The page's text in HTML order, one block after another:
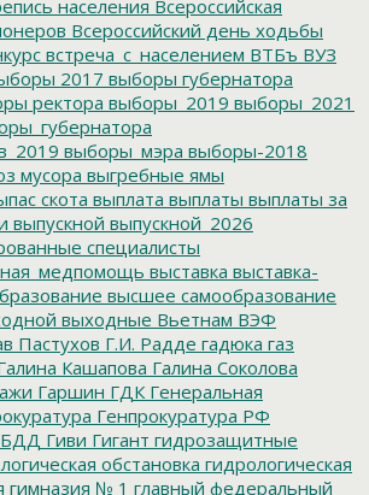
населения Всероссийская
Всероссийский день ходьбы
встреча_с_населением ВТБъ ВУЗ
2017 выборы губернатора
ректора выборы_2019 выборы_2021
выборы_мэра выборы-2018
мусора выгребные ямы
скота выплата выплаты выплаты за
выпускной выпускной_2026
специалисты
выставка выставка-
высшее самообразование
выходные Вьетнам ВЭФ
Пастухов Г.И. Радде гадюка газ
Кашапова Галина Соколова
Гаршин ГДК Генеральная
Генпрокуратура РФ
Гиви Гигант гидрозащитные
обстановка гидрологическая
гимназия № 1 главный федеральный